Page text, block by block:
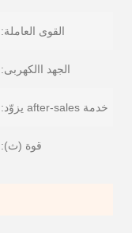
القوى العاملة:
الجهد االكهربى:
خدمة after-sales يزوّد:
قوة (ث):